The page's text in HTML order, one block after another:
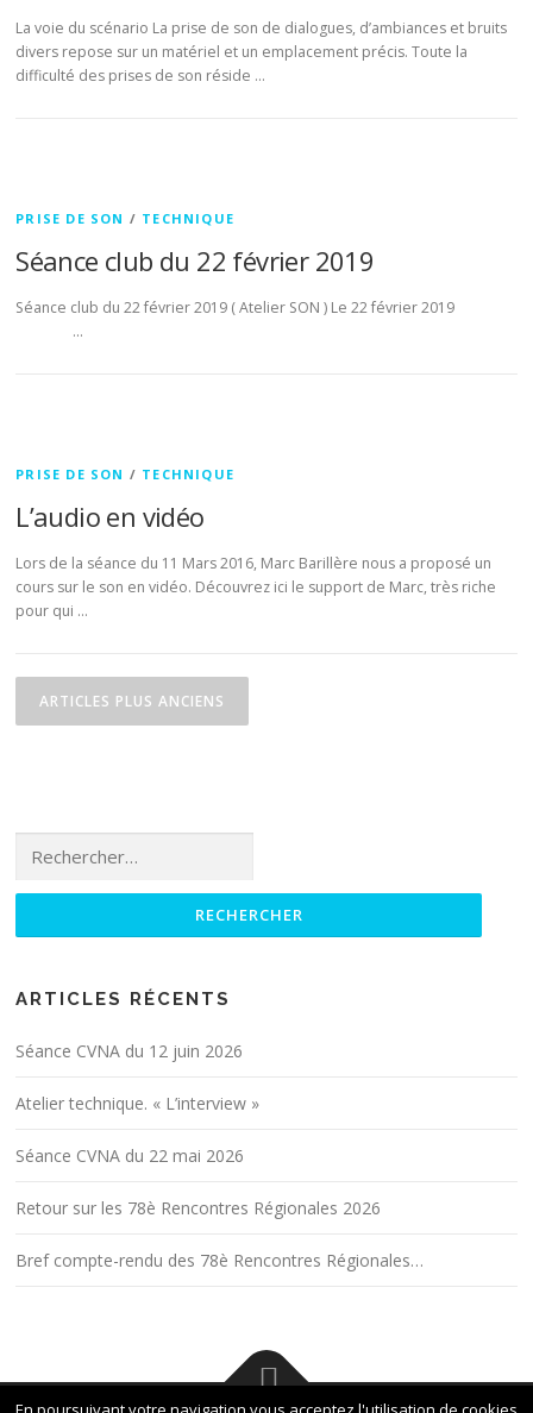
La voie du scénario La prise de son de dialogues, d’ambiances et bruits
divers repose sur un matériel et un emplacement précis. Toute la
difficulté des prises de son réside …
PRISE DE SON / TECHNIQUE
Séance club du 22 février 2019
Séance club du 22 février 2019 ( Atelier SON ) Le 22 février 2019
…
PRISE DE SON / TECHNIQUE
L’audio en vidéo
Lors de la séance du 11 Mars 2016, Marc Barillère nous a proposé un
cours sur le son en vidéo. Découvrez ici le support de Marc, très riche
pour qui …
Navigation des articles
ARTICLES PLUS ANCIENS
ARTICLES RÉCENTS
Séance CVNA du 12 juin 2026
Atelier technique. « L’interview »
Séance CVNA du 22 mai 2026
Retour sur les 78è Rencontres Régionales 2026
Bref compte-rendu des 78è Rencontres Régionales…